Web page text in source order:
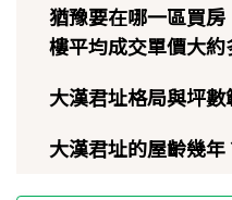
猶豫要在哪一區買
樓平均成交單價大約
大漢君址格局與坪數
大漢君址的屋齡幾年